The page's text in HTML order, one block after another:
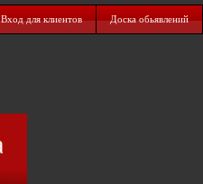
Вход для клиентов Доска обьявлений